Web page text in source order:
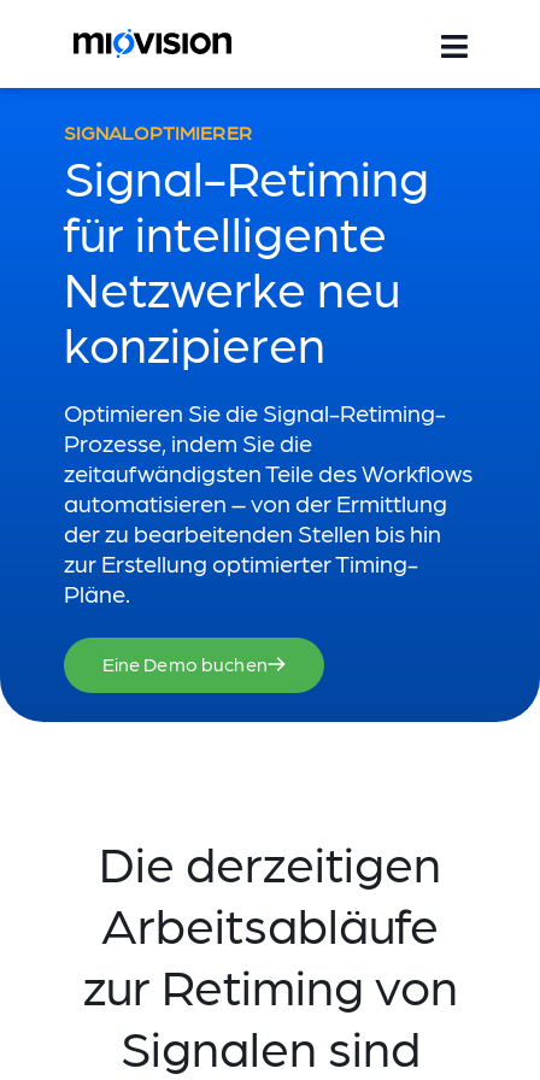
SIGNALOPTIMIERER
Signal-Retiming
für intelligente
Netzwerke neu
konzipieren
Optimieren Sie die Signal-Retiming-
Prozesse, indem Sie die
zeitaufwändigsten Teile des Workflows
automatisieren – von der Ermittlung
der zu bearbeitenden Stellen bis hin
zur Erstellung optimierter Timing-
Pläne.
Eine Demo buchen
Die derzeitigen
Arbeitsabläufe
zur Retiming von
Signalen sind